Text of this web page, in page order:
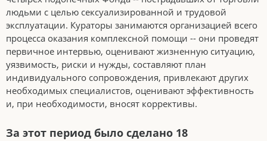
людьми с целью сексуализированной и трудовой
эксплуатации. Кураторы занимаются организацией всего
процесса оказания комплексной помощи -- они проведят
первичное интервью, оценивают жизненную ситуацию,
уязвимость, риски и нужды, составляют план
индивидуального сопровождения, привлекают других
необходимых специалистов, оценивают эффективность
и, при необходимости, вносят коррективы.
За этот период было сделано 18